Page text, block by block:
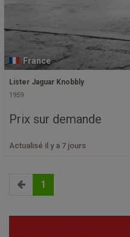
France
Lister Jaguar Knobbly
1959
Prix sur demande
Actualisé il y a 7 jours
1